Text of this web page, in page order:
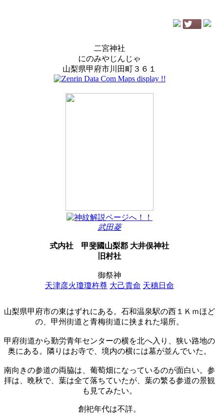
二宮神社
にのみやじんじゃ
山梨県甲府市川田町３６１
武田菱
式内社
甲斐國山梨郡 大井俣神社
旧村社
御祭神
天津彦火瓊瓊杵尊 大己貴命 天穗日命
山梨県甲府市の東はずれにある。石和温泉駅の西１Ｋｍほど
の、甲州街道と青梅街道に挟まれた場所。
甲府街道から勤労青年センターの横を北へ入り、狭い路地の
奥にある。隣りはお寺で、境内の横には墓が並んでいた。
南向きの参道の両脇は、葡萄畑になっているのが面白い。参
拝は、晩秋で、葉は全て落ちていたが、葉の繁る参道の景観
も見てみたい。
創祀年代は不詳。